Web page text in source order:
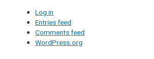
Log in
Entries feed
Comments feed
WordPress.org